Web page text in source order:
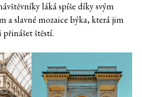
láká spíše díky svým
a slavné mozaice býka, která jim
štěstí.